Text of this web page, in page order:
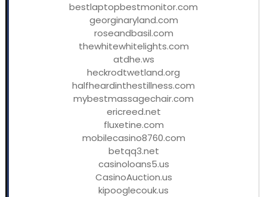
bestlaptopbestmonitor.com
georginaryland.com
roseandbasil.com
thewhitewhitelights.com
atdhe.ws
heckrodtwetland.org
halfheardinthestillness.com
mybestmassagechair.com
ericreed.net
fluxetine.com
mobilecasino8760.com
betqq3.net
casinoloans5.us
CasinoAuction.us
kipooglecouk.us